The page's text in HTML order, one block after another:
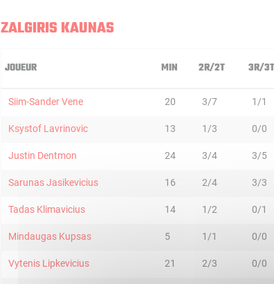
ZALGIRIS KAUNAS
JOUEUR MIN 2R/2T 3R/3T
Siim-Sander Vene 20 3/7 1/1
Ksystof Lavrinovic 13 1/3 0/0
Justin Dentmon 24 3/4 3/5
Sarunas Jasikevicius 16 2/4 3/3
Tadas Klimavicius 14 1/2 0/1
Mindaugas Kupsas 5 1/1 0/0
Vytenis Lipkevicius 21 2/3 0/0